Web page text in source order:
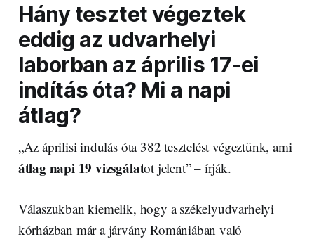
Hány tesztet végeztek
eddig az udvarhelyi
laborban az április 17-ei
indítás óta? Mi a napi
átlag?
„Az áprilisi indulás óta 382 tesztelést végeztünk, ami
átlag napi 19 vizsgálatot jelent” – írják.
Válaszukban kiemelik, hogy a székelyudvarhelyi
kórházban már a járvány Romániában való